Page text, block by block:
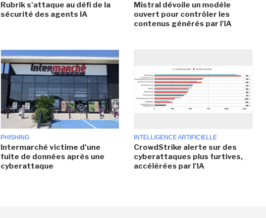
Rubrik s'attaque au défi de la
sécurité des agents IA
Mistral dévoile un modèle
ouvert pour contrôler les
contenus générés par l'IA
PHISHING
Intermarché victime d'une
fuite de données après une
cyberattaque
INTELLIGENCE ARTIFICIELLE
CrowdStrike alerte sur des
cyberattaques plus furtives,
accélérées par l'IA